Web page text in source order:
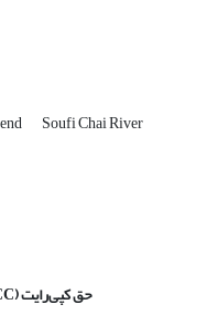
Soufi Chai River
حق کپی‌رایت(CC)